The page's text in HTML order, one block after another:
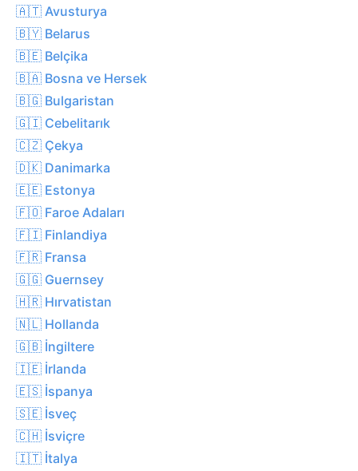
🇦🇹 Avusturya
🇧🇾 Belarus
🇧🇪 Belçika
🇧🇦 Bosna ve Hersek
🇧🇬 Bulgaristan
🇬🇮 Cebelitarık
🇨🇿 Çekya
🇩🇰 Danimarka
🇪🇪 Estonya
🇫🇴 Faroe Adaları
🇫🇮 Finlandiya
🇫🇷 Fransa
🇬🇬 Guernsey
🇭🇷 Hırvatistan
🇳🇱 Hollanda
🇬🇧 İngiltere
🇮🇪 İrlanda
🇪🇸 İspanya
🇸🇪 İsveç
🇨🇭 İsviçre
🇮🇹 İtalya